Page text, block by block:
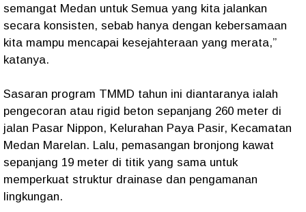
semangat Medan untuk Semua yang kita jalankan
secara konsisten, sebab hanya dengan kebersamaan
kita mampu mencapai kesejahteraan yang merata,”
katanya.
Sasaran program TMMD tahun ini diantaranya ialah
pengecoran atau rigid beton sepanjang 260 meter di
jalan Pasar Nippon, Kelurahan Paya Pasir, Kecamatan
Medan Marelan. Lalu, pemasangan bronjong kawat
sepanjang 19 meter di titik yang sama untuk
memperkuat struktur drainase dan pengamanan
lingkungan.